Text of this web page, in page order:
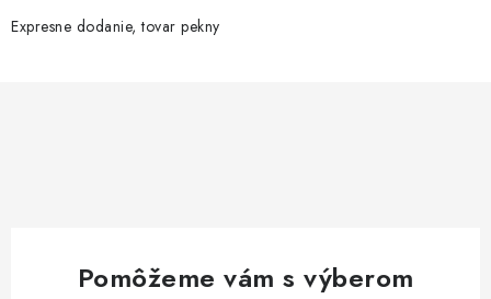
Expresne dodanie, tovar pekny
Pomôžeme vám s výberom